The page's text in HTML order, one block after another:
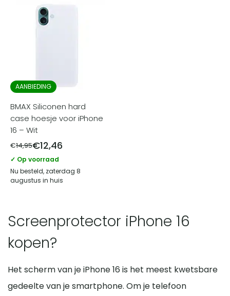
AANBIEDING
BMAX Siliconen hard
case hoesje voor iPhone
16 – Wit
€14,95€12,46
✓ Op voorraad
Nu besteld, zaterdag 8
augustus in huis
Screenprotector iPhone 16
kopen?
Het scherm van je iPhone 16 is het meest kwetsbare
gedeelte van je smartphone. Om je telefoon